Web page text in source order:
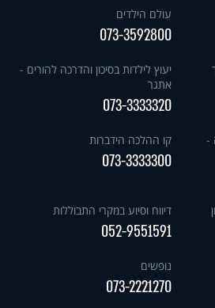
עולם הילדים
073-3592800
יעוץ לילדות בסיכון והדרכה להורים -
אתגר
073-3333320
-
קו ההלכה הידברות
073-3333300
דיווח וסיוע במקרי התבוללות
052-9551591
נופשים
073-2221270